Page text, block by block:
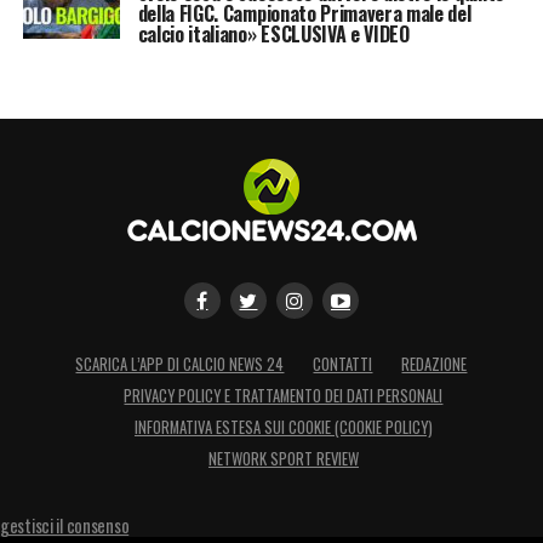
gli eventuali 3 di bonus. Conferma scontata
LA PLAYLIST DELLE NOSTRE TOP NEWS
della FIGC. Campionato Primavera male del
calcio italiano» ESCLUSIVA e VIDEO
SCARICA L’APP DI CALCIO NEWS 24 CONTATTI
REDAZIONE
PRIVACY POLICY E TRATTAMENTO DEI DATI PERSONALI
INFORMATIVA ESTESA SUI COOKIE (COOKIE POLICY)
NETWORK SPORT REVIEW
gestisci il consenso